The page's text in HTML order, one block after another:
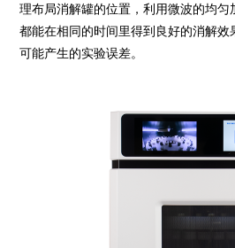
理布局消解罐的位置，利用微波的均匀
都能在相同的时间里得到良好的消解效
可能产生的实验误差。